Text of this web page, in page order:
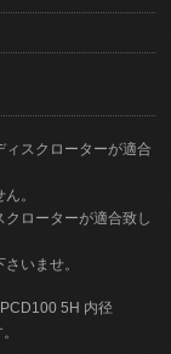
ィスクローターが適合
。
ローターが適合致し
いませ。
5H 内径